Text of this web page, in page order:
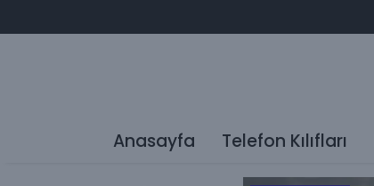
Anasayfa Telefon Kılıfları